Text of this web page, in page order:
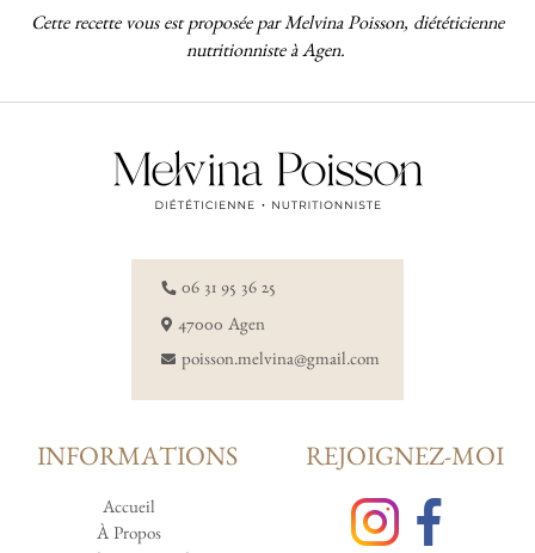
Cette recette vous est proposée par Melvina Poisson, diététicienne
nutritionniste à Agen.
06 31 95 36 25
47000 Agen
poisson.melvina@gmail.com
INFORMATIONS
Accueil
À Propos
REJOIGNEZ-MOI